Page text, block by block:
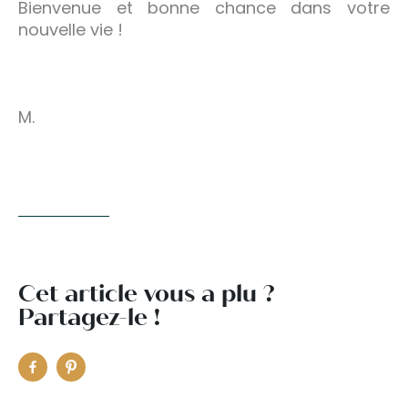
Bienvenue et bonne chance dans votre
nouvelle vie !
M.
Cet article vous a plu ?
Partagez-le !